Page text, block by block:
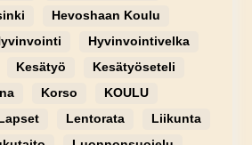
Hevoshaan Koulu
Hyvinvointivelka
Kesätyö
Kesätyöseteli
Korso
KOULU
Lentorata
Liikunta